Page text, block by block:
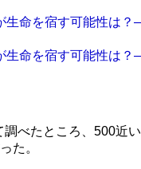
生命を宿す可能性は？
生命を宿す可能性は？
べたところ、500近
た。